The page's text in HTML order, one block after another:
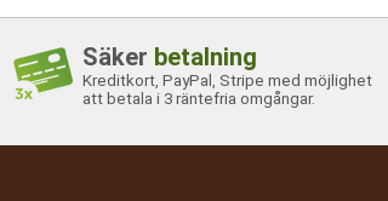
Säker betalning
Kreditkort, PayPal, Stripe med möjlighet
att betala i 3 räntefria omgångar.